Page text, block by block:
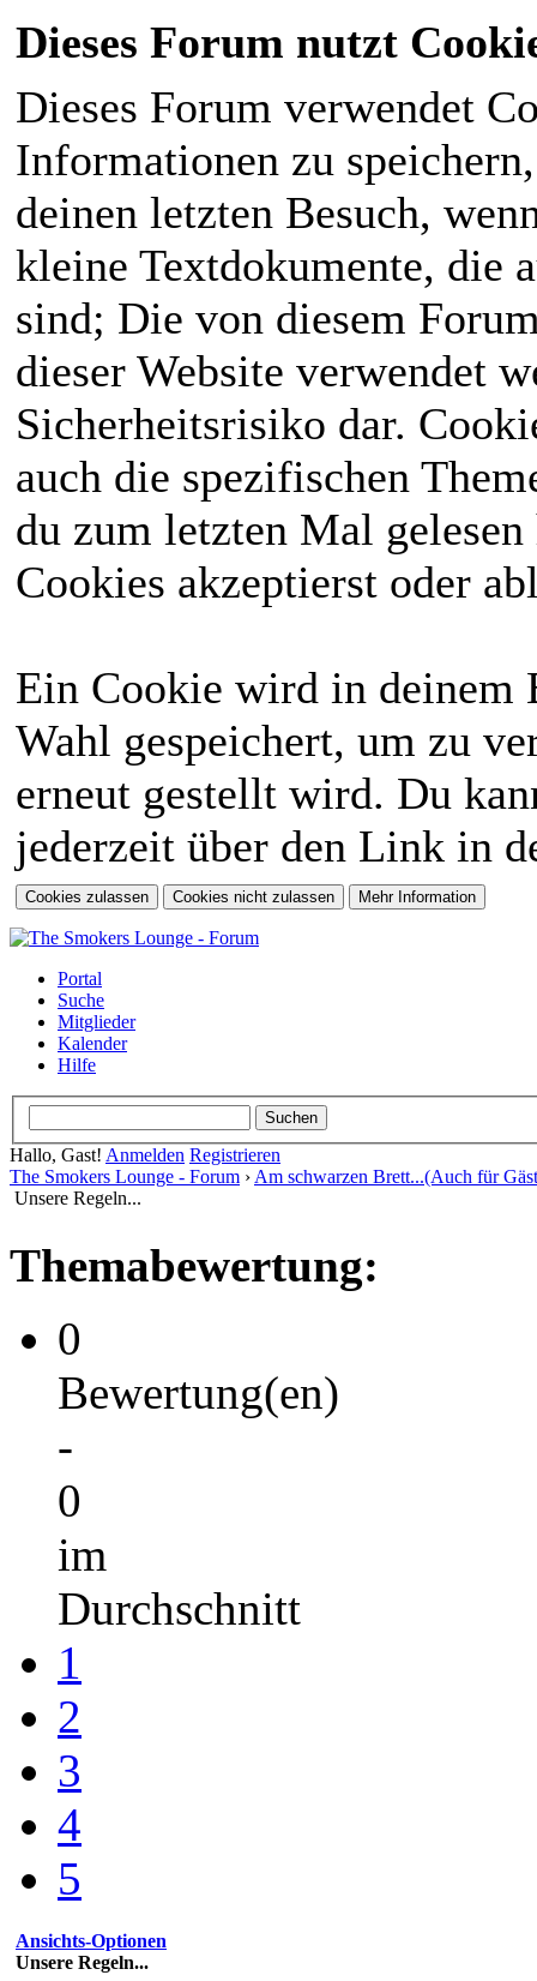
Dieses Forum nutzt
Dieses Forum verwendet
Informationen zu
deinen letzten Besuch,
kleine Textdokumente, die
sind; Die von diesem
dieser Website verwendet
Sicherheitsrisiko dar.
auch die spezifischen
du zum letzten Mal
Cookies akzeptierst oder
Ein Cookie wird in deinem
Wahl gespeichert, um zu
erneut gestellt wird. Du
jederzeit über den Link in
Portal
Suche
Mitglieder
Kalender
Hilfe
Hallo, Gast! Anmelden Registrieren
The Smokers Lounge - Forum › Am schwarzen Brett...(Auch für
Unsere Regeln...
Themabewertung:
0
Bewertung(en)
-
0
im
Durchschnitt
1
2
3
4
5
Ansichts-Optionen
Unsere Regeln...